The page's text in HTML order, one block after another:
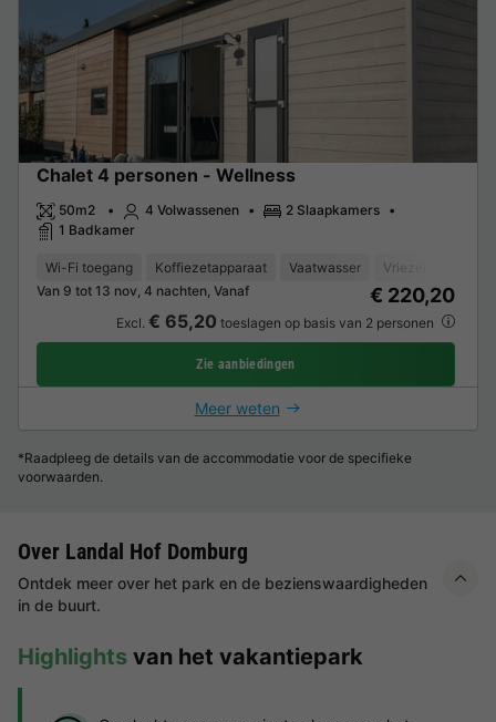
Chalet 4 personen - Wellness
50m2 4 Volwassenen
2 Slaapkamers
1 Badkamer
Wi-Fi toegang Koffiezetapparaat Vaatwasser Vriezer
Van 9 tot 13 nov, 4 nachten, Vanaf
€ 220,20
Excl. € 65,20 toeslagen op basis van 2 personen
Zie aanbiedingen
Meer weten
*Raadpleeg de details van de accommodatie voor de specifieke
voorwaarden.
Over Landal Hof Domburg
Ontdek meer over het park en de bezienswaardigheden
in de buurt.
Highlights van het vakantiepark